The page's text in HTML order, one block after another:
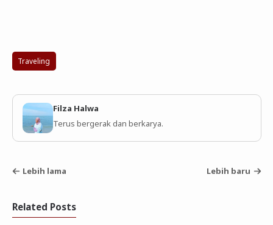
Traveling
Filza Halwa
Terus bergerak dan berkarya.
Lebih lama Lebih baru
Related Posts